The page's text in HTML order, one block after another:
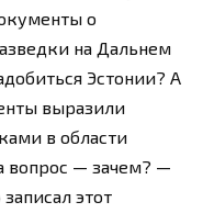
о
на Дальнем
Эстонии? А
выразили
в области
вопрос — зачем? —
этот